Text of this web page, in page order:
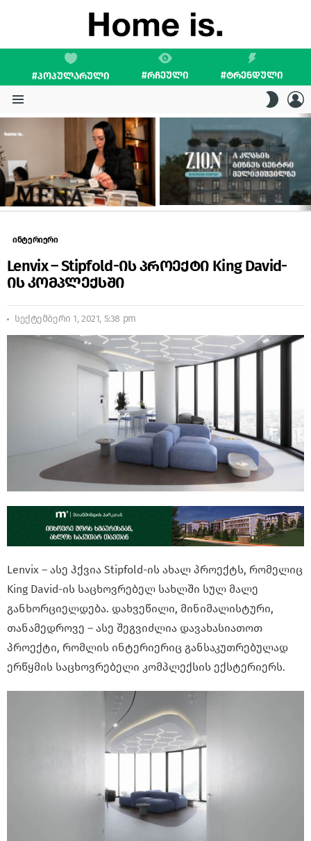
#ᲞᲝᲞᲣᲚᲐᲠᲣᲚᲘ #ᲠᲩᲔᲣᲚᲘ #ᲢᲠᲔᲜᲓᲣᲚᲘ
SKIN
STORIES
ინტერიერი
Lenvix – Stipfold-ის პროექტი King David-
ის კომპლექსში
სექტემბერი 1, 2021, 5:38 pm
Lenvix – ასე ჰქვია Stipfold-ის ახალ პროექტს, რომელიც
King David-ის საცხოვრებელ სახლში სულ მალე
განხორციელდება. დახვეწილი, მინიმალისტური,
თანამედროვე – ასე შეგვიძლია დავახასიათოთ
პროექტი, რომლის ინტერიერიც განსაკუთრებულად
ერწყმის საცხოვრებელი კომპლექსის ექსტერიერს.